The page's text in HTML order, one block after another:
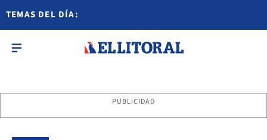
TEMAS DEL DÍA:
PUBLICIDAD